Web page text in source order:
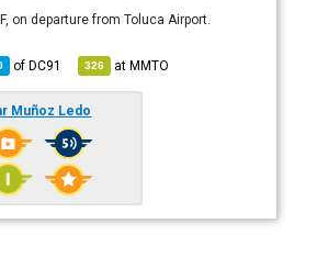
on departure from Toluca Airport.
ofDC91 326 atMMTO
Muñoz Ledo